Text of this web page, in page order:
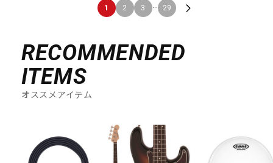
1 2 3 ... 29
RECOMMENDED
ITEMS
オススメアイテム